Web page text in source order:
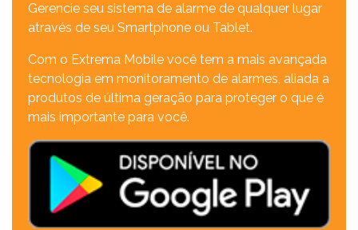
Gerencie seu sistema de alarme de qualquer lugar
através de seu Smartphone ou Tablet.
Com o Extrema Mobile você tem a mais avançada
tecnologia em monitoramento de alarmes, aliada a
produtos de última geração para proteger o que é
mais importante para você.